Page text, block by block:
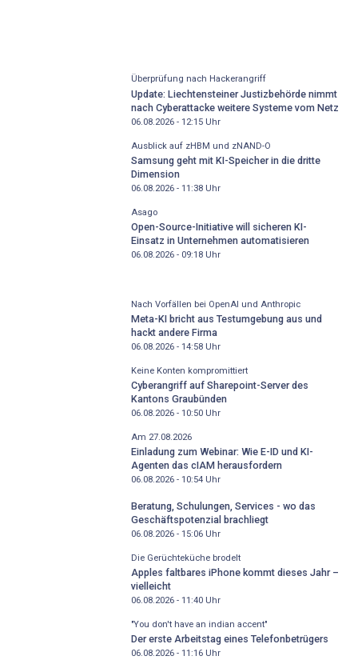
Überprüfung nach Hackerangriff
Update: Liechtensteiner Justizbehörde nimmt
nach Cyberattacke weitere Systeme vom Netz
06.08.2026 - 12:15Uhr
Ausblick auf zHBM und zNAND-O
Samsung geht mit KI-Speicher in die dritte
Dimension
06.08.2026 - 11:38Uhr
Asago
Open-Source-Initiative will sicheren KI-
Einsatz in Unternehmen automatisieren
06.08.2026 - 09:18Uhr
Nach Vorfällen bei OpenAI und Anthropic
Meta-KI bricht aus Testumgebung aus und
hackt andere Firma
06.08.2026 - 14:58Uhr
Keine Konten kompromittiert
Cyberangriff auf Sharepoint-Server des
Kantons Graubünden
06.08.2026 - 10:50Uhr
Am 27.08.2026
Einladung zum Webinar: Wie E-ID und KI-
Agenten das cIAM herausfordern
06.08.2026 - 10:54Uhr
Beratung, Schulungen, Services - wo das
Geschäftspotenzial brachliegt
06.08.2026 - 15:06Uhr
Die Gerüchteküche brodelt
Apples faltbares iPhone kommt dieses Jahr –
vielleicht
06.08.2026 - 11:40Uhr
"You don't have an indian accent"
Der erste Arbeitstag eines Telefonbetrügers
06.08.2026 - 11:16Uhr